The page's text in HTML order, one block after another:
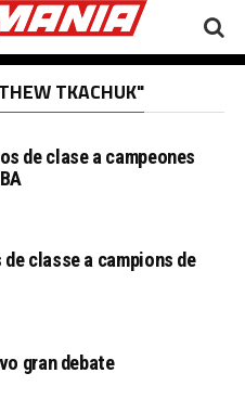
TKACHUK"
de clase a campeones
de classe a campions de
gran debate